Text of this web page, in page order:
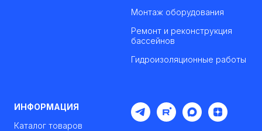
Монтаж оборудования
Ремонт и реконструкция
бассейнов
Гидроизоляционные работы
ИНФОРМАЦИЯ
Каталог товаров